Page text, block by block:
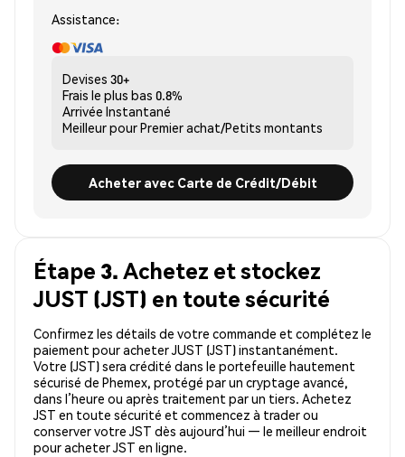
Assistance:
Devises 30+
Frais le plus bas 0.8%
Arrivée Instantané
Meilleur pourPremier achat/Petits montants
Acheter avec Carte de Crédit/Débit
Étape 3. Achetez et stockez
JUST (JST) en toute sécurité
Confirmez les détails de votre commande et complétez le
paiement pour acheter JUST (JST) instantanément.
Votre (JST) sera crédité dans le portefeuille hautement
sécurisé de Phemex, protégé par un cryptage avancé,
dans l’heure ou après traitement par un tiers. Achetez
JST en toute sécurité et commencez à trader ou
conserver votre JST dès aujourd’hui — le meilleur endroit
pour acheter JST en ligne.